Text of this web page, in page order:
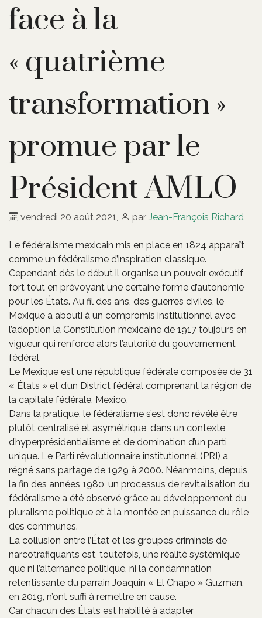
face à la
« quatrième
transformation »
promue par le
Président AMLO
vendredi 20 août 2021 par Jean-François Richard
Le fédéralisme mexicain mis en place en 1824 apparaît
comme un fédéralisme d’inspiration classique.
Cependant dès le début il organise un pouvoir exécutif
fort tout en prévoyant une certaine forme d’autonomie
pour les États. Au fil des ans, des guerres civiles, le
Mexique a abouti à un compromis institutionnel avec
l’adoption la Constitution mexicaine de 1917 toujours en
vigueur qui renforce alors l’autorité du gouvernement
fédéral.
Le Mexique est une république fédérale composée de 31
« États » et d’un District fédéral comprenant la région de
la capitale fédérale, Mexico.
Dans la pratique, le fédéralisme s’est donc révélé être
plutôt centralisé et asymétrique, dans un contexte
d’hyperprésidentialisme et de domination d’un parti
unique. Le Parti révolutionnaire institutionnel (PRI) a
régné sans partage de 1929 à 2000. Néanmoins, depuis
la fin des années 1980, un processus de revitalisation du
fédéralisme a été observé grâce au développement du
pluralisme politique et à la montée en puissance du rôle
des communes.
La collusion entre l’État et les groupes criminels de
narcotrafiquants est, toutefois, une réalité systémique
que ni l’alternance politique, ni la condamnation
retentissante du parrain Joaquin « El Chapo » Guzman,
en 2019, n’ont suffi à remettre en cause.
Car chacun des États est habilité à adapter